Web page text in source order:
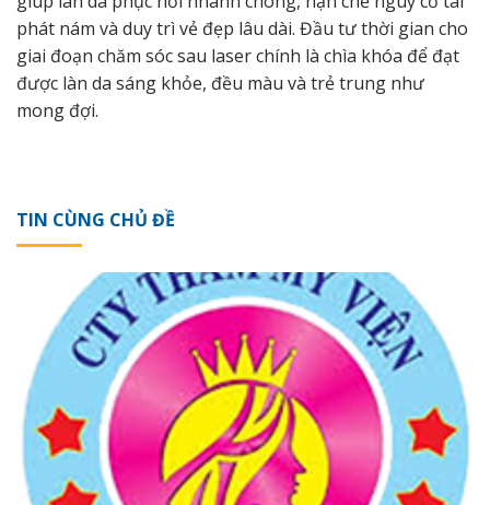
phát nám và duy trì vẻ đẹp lâu dài. Đầu tư thời gian cho
giai đoạn chăm sóc sau laser chính là chìa khóa để đạt
được làn da sáng khỏe, đều màu và trẻ trung như
mong đợi.
TIN CÙNG CHỦ ĐỀ